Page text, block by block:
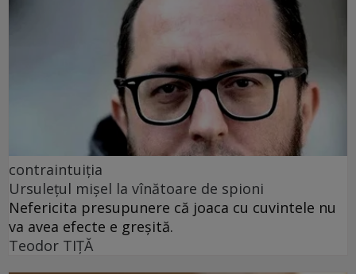
contraintuiția
Ursulețul mișel la vînătoare de spioni
Nefericita presupunere că joaca cu cuvintele nu
va avea efecte e greșită.
Teodor TIŢĂ